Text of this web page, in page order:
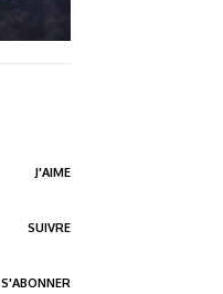
J'AIME
SUIVRE
S'ABONNER